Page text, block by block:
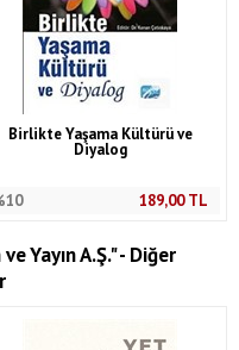
Birlikte Yaşama Kültürü ve
Diyalog
189,00TL
Yayın A.Ş." - Diğer